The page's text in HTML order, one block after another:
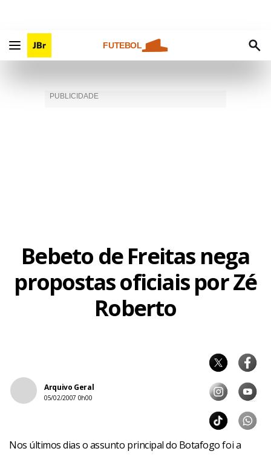
FUTEBOL
Bebeto de Freitas nega
propostas oficiais por Zé
Roberto
Arquivo Geral
05/02/2007 0h00
Nos últimos dias o assunto principal do Botafogo foi a